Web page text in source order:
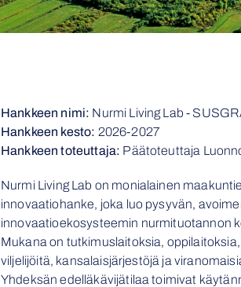
Hankkeen nimi: Nurmi Living Lab -
Hankkeen kesto: 2026-2027
Hankkeen toteuttaja: Päätoteuttaja
Nurmi Living Lab on monialainen
innovaatiohanke, joka luo pysyvän,
innovaatioekosysteemin nurmituotannon
Mukana on tutkimuslaitoksia,
viljelijöitä, kansalaisjärjestöjä ja
Yhdeksän edelläkävijätilaa toimivat